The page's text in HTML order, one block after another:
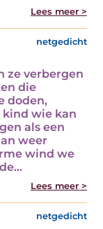
Lees meer >
netgedicht
ze verbergen
die
doden,
kind wie kan
als een
weer
wind we
Lees meer >
netgedicht